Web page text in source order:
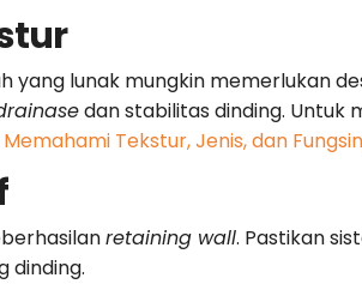
yang lunak mungkin memerlukan
dan stabilitas dinding. Untuk
Tekstur, Jenis, dan
retaining wall. Pastikan
dinding.